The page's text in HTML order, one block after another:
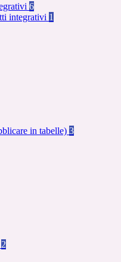
6
integrativi 1
in tabelle) 3
2